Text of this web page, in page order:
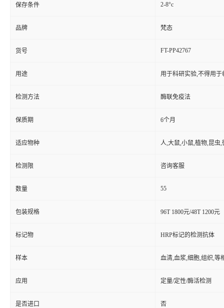
保存条件 2-8°c
品牌 梵态
货号 FT-PP42767
用途 用于科研实验,不得用于
检测方法 酶联免疫法
保质期 6个月
适应物种 人,大鼠,小鼠,植物,昆虫,
检测限 咨询客服
数量 55
包装规格 96T 1800元/48T 1200元
标记物 HRP标记的检测抗体
样本 血清,血浆,细胞,组织,等
应用 定量/定性/酶活检测
是否进口 否